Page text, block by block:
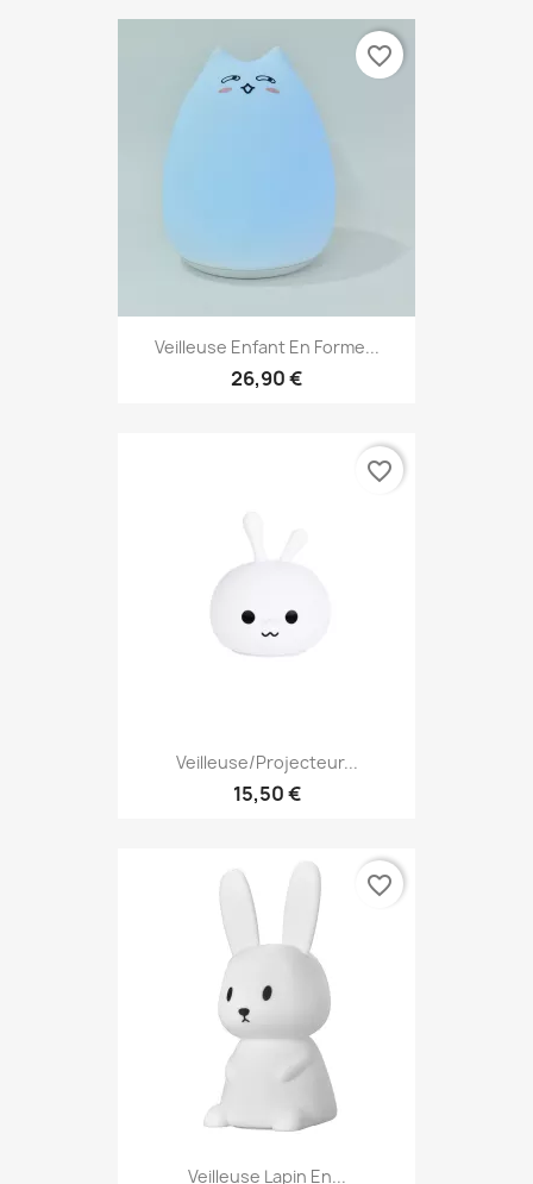
Veilleuse Enfant En Forme...
26,90 €
favorite_border
Veilleuse/projecteur...
15,50 €
favorite_border
Veilleuse Lapin En...
favorite_border